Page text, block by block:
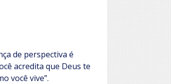
de perspectiva é
acredita que Deus te
você vive”.